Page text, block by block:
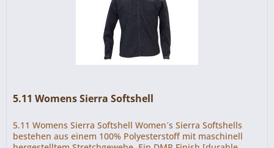
5.11 Womens Sierra Softshell
5.11 Womens Sierra Softshell Women´s Sierra Softshells
bestehen aus einem 100% Polyesterstoff mit maschinell